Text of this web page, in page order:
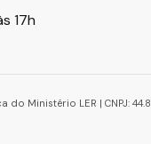
17h
do Ministério LER | CNPJ: